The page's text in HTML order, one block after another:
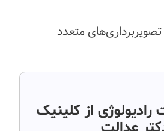
متعدد
رادیولوژی از کلینیک